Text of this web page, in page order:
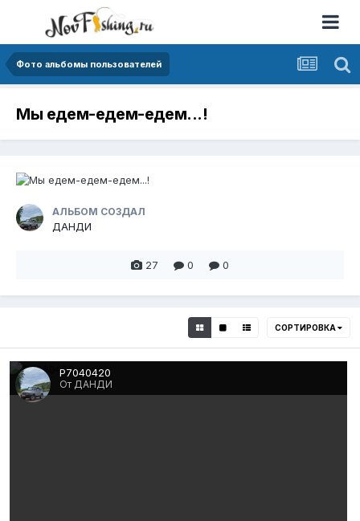
Фото альбомы пользователей
Мы едем-едем-едем...!
АЛЬБОМ СОЗДАЛ
ДАНДИ
27 0 0
СОРТИРОВКА
P7040420
От ДАНДИ